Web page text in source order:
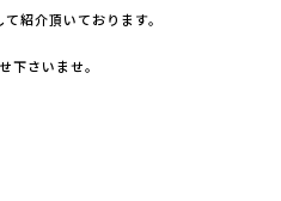
紹介頂いております。
下さいませ。